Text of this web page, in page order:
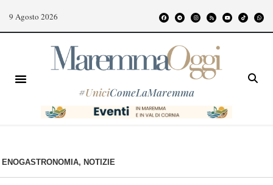
9 Agosto 2026
#UniciComeLaMaremma
ENOGASTRONOMIA, NOTIZIE